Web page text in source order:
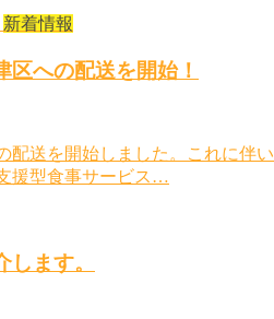
新着情報
への配送を開始！
配送を開始しました。これに伴
援型食事サービス…
ます。